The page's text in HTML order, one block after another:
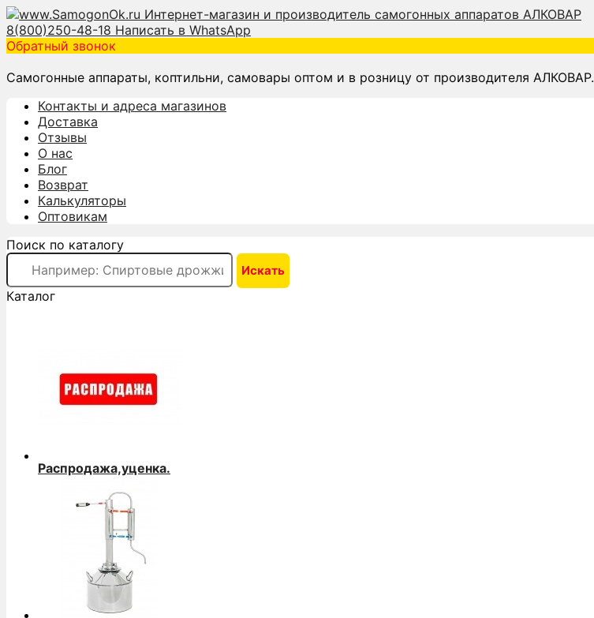
8(800)250-48-18 Написать в WhatsApp
Обратный звонок
Самогонные аппараты, коптильни, самовары оптом и в розницу от производителя АЛКОВАР.
Контакты и адреса магазинов
Доставка
Отзывы
О нас
Блог
Возврат
Калькуляторы
Оптовикам
Поиск по каталогу
Каталог
Распродажа,уценка.